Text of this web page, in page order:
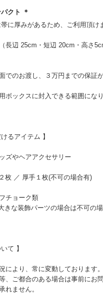
クト ＊
に厚みがあるため、ご利用頂
長辺 25cm・短辺 20cm・高さ
でのお渡し、３万円までの保証
ボックスに封入できる範囲になり
るアイテム 】
ズやヘアアクセサリー
枚 ／ 厚手１枚(不可の場合有)
チョーク類
きな装飾パーツの場合は不可の
て 】
により、常に変動しております。
、ご都合のある場合は事前にお
れません。